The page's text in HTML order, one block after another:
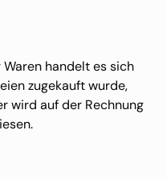
Waren handelt es sich
zugekauft wurde,
wird auf der Rechnung